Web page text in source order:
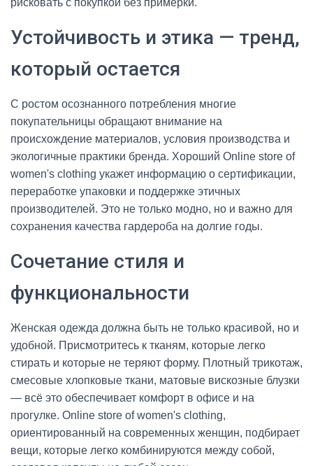
рисковать с покупкой без примерки.
Устойчивость и этика — тренд,
который остается
С ростом осознанного потребления многие
покупательницы обращают внимание на
происхождение материалов, условия производства и
экологичные практики бренда. Хороший Online store of
women's clothing укажет информацию о сертификации,
переработке упаковки и поддержке этичных
производителей. Это не только модно, но и важно для
сохранения качества гардероба на долгие годы.
Сочетание стиля и
функциональности
Женская одежда должна быть не только красивой, но и
удобной. Присмотритесь к тканям, которые легко
стирать и которые не теряют форму. Плотный трикотаж,
смесовые хлопковые ткани, матовые вискозные блузки
— всё это обеспечивает комфорт в офисе и на
прогулке. Online store of women's clothing,
ориентированный на современных женщин, подбирает
вещи, которые легко комбинируются между собой,